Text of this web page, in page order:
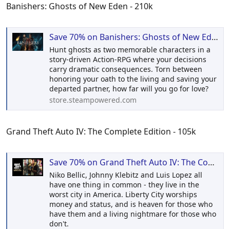
Banishers: Ghosts of New Eden - 210k
Save 70% on Banishers: Ghosts of New Eden on Steam
Hunt ghosts as two memorable characters in a
story-driven Action-RPG where your decisions
carry dramatic consequences. Torn between
honoring your oath to the living and saving your
departed partner, how far will you go for love?
store.steampowered.com
Grand Theft Auto IV: The Complete Edition - 105k
Save 70% on Grand Theft Auto IV: The Complete Edition on Steam
Niko Bellic, Johnny Klebitz and Luis Lopez all
have one thing in common - they live in the
worst city in America. Liberty City worships
money and status, and is heaven for those who
have them and a living nightmare for those who
don't.